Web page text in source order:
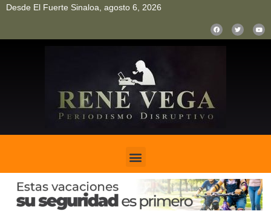
Desde El Fuerte Sinaloa, agosto 6, 2026